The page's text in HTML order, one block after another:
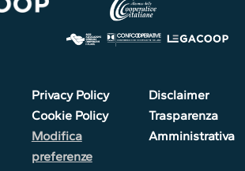
Privacy Policy
Cookie Policy
Modifica
preferenze
Disclaimer
Trasparenza
Amministrativa